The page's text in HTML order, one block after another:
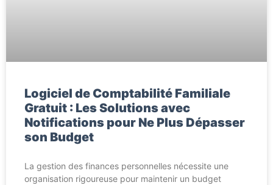
Logiciel de Comptabilité Familiale
Gratuit : Les Solutions avec
Notifications pour Ne Plus Dépasser
son Budget
La gestion des finances personnelles nécessite une
organisation rigoureuse pour maintenir un budget